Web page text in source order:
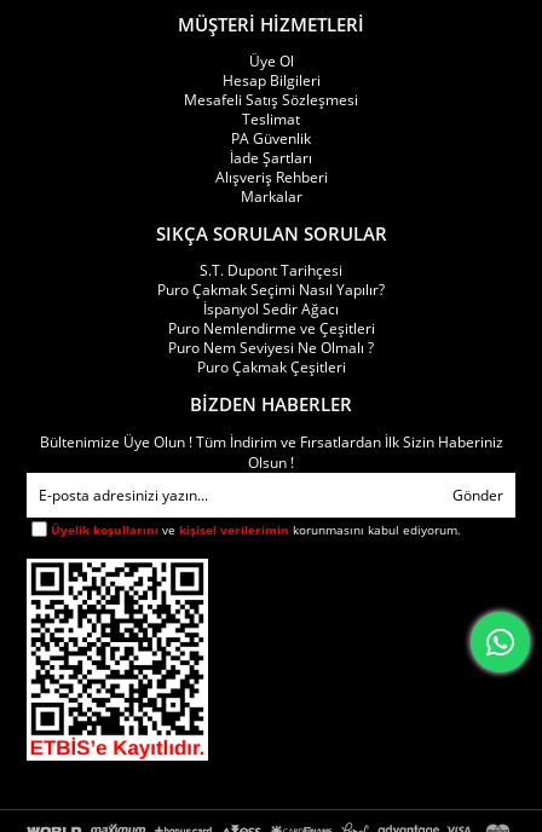
MÜŞTERİ HİZMETLERİ
Üye Ol
Hesap Bilgileri
Mesafeli Satış Sözleşmesi
Teslimat
PA Güvenlik
İade Şartları
Alışveriş Rehberi
Markalar
SIKÇA SORULAN SORULAR
S.T. Dupont Tarihçesi
Puro Çakmak Seçimi Nasıl Yapılır?
İspanyol Sedir Ağacı
Puro Nemlendirme ve Çeşitleri
Puro Nem Seviyesi Ne Olmalı ?
Puro Çakmak Çeşitleri
BİZDEN HABERLER
Bültenimize Üye Olun ! Tüm İndirim ve Fırsatlardan İlk Sizin Haberiniz
Olsun !
Gönder
Üyelik koşullarını vekişisel verilerimin korunmasını kabul ediyorum.